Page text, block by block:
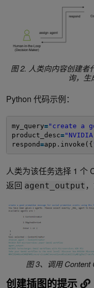
图 2. 人类向内容创建者
询，生
Python 代码示例：
my_query="create a
product_desc=
respond=app.invoke({
人类为该任务选择 1 个
返回 agent_output
图 3、调用 Content
创建插图的提示